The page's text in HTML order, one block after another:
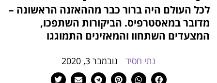
format_underlined הוסף קו תחתון לקישורים
font_download
סמן קישורים
את
כל
האפשרויות
לכל העולם היה ברור כבר מההאזנה הראשונה –
מדובר במאסטרפיס. הביקורות השתפכו,
המצעדים השתחוו והמאזינים התמוגגו
נתי חסיד נובמבר 3, 2020